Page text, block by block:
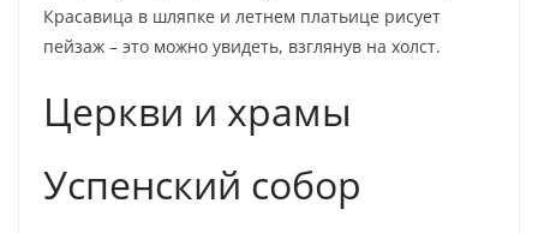
Красавица в шляпке и летнем платьице рисует
пейзаж – это можно увидеть, взглянув на холст.
Церкви и храмы
Успенский собор